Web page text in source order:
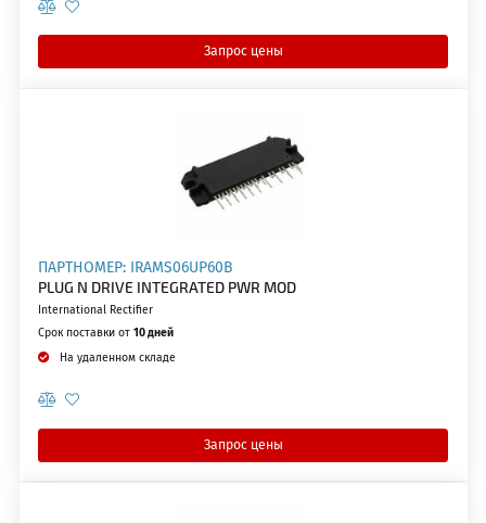
Запрос цены
ПАРТНОМЕР: IRAMS06UP60B
PLUG N DRIVE INTEGRATED PWR MOD
International Rectifier
Срок поставки от 10 дней
На удаленном складе
Запрос цены